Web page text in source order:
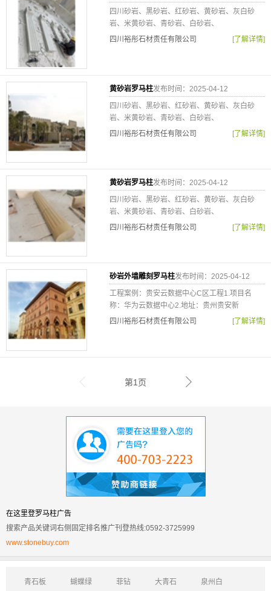
四川砂岩、黑砂岩、红砂岩、黄砂岩、灰白砂
岩、米黄砂岩、青砂岩、白砂岩、
四川裕彤石材责任有限公司
[了解详情]
黄砂岩罗马柱发布时间：2025-04-12
四川砂岩、黑砂岩、红砂岩、黄砂岩、灰白砂
岩、米黄砂岩、青砂岩、白砂岩、
四川裕彤石材责任有限公司
[了解详情]
黄砂岩罗马柱发布时间：2025-04-12
四川砂岩、黑砂岩、红砂岩、黄砂岩、灰白砂
岩、米黄砂岩、青砂岩、白砂岩、
四川裕彤石材责任有限公司
[了解详情]
砂岩外墙雕刻罗马柱发布时间：2025-04-12
工程案例：贵安云数据中心C区工程1.项目名
称：华为云数据中心2.地址：贵州贵安新
四川裕彤石材责任有限公司
[了解详情]
第1页
在这里登罗马柱广告
搜索产品关键词右侧固定排名推广刊登热线:0592-3725999
www.stonebuy.com
青石板 蝴蝶绿 菲钻 大青石 泉州白